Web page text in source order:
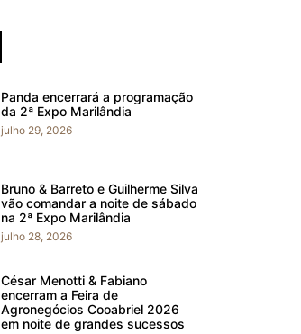
Panda encerrará a programação
da 2ª Expo Marilândia
julho 29, 2026
Bruno & Barreto e Guilherme Silva
vão comandar a noite de sábado
na 2ª Expo Marilândia
julho 28, 2026
César Menotti & Fabiano
encerram a Feira de
Agronegócios Cooabriel 2026
em noite de grandes sucessos